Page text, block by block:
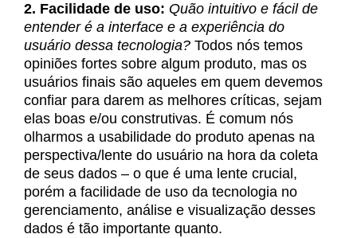
2. Facilidade de uso: Quão intuitivo e fácil de
entender é a interface e a experiência do
usuário dessa tecnologia? Todos nós temos
opiniões fortes sobre algum produto, mas os
usuários finais são aqueles em quem devemos
confiar para darem as melhores críticas, sejam
elas boas e/ou construtivas. É comum nós
olharmos a usabilidade do produto apenas na
perspectiva/lente do usuário na hora da coleta
de seus dados – o que é uma lente crucial,
porém a facilidade de uso da tecnologia no
gerenciamento, análise e visualização desses
dados é tão importante quanto.